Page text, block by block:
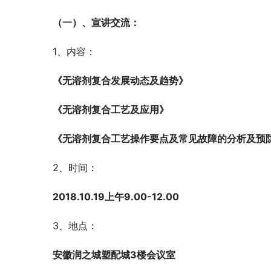
（一）、宣讲交流：
1、内容：
《无溶剂复合发展动态及趋势》
《无溶剂复合工艺及应用》
《无溶剂复合工艺操作要点及常见故障的分析及预
2、时间：
2018.10.19上午9.00-12.00
3、地点：
安徽润之城塑配城3楼会议室